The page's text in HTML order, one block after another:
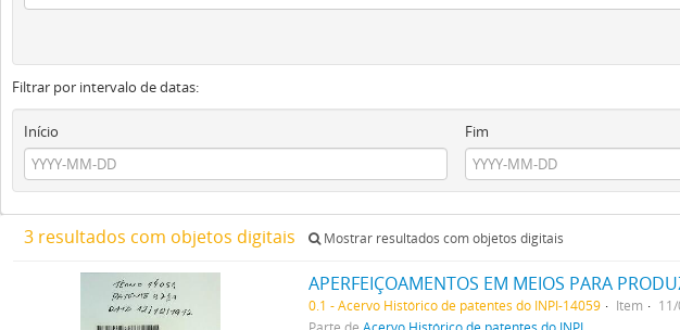
Filtrar por intervalo de datas:
Início
Fim
3 resultados com objetos digitais Mostrar resultados com objetos digitais
APERFEIÇOAMENTOS EM MEIOS PARA
0.1 - Acervo Histórico de patentes do INPI-14059 Item